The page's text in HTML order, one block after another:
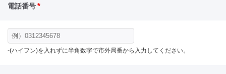
電話番号*
-(ハイフン)を入れずに半角数字で市外局番から入力してください。